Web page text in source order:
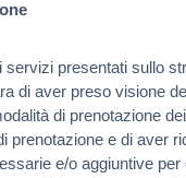
i servizi presentati sullo
di aver preso visione
di prenotazione
prenotazione e di aver
e/o aggiuntive per